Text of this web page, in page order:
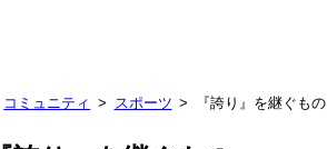
コミュニティ スポーツ 『誇り』を継ぐもの